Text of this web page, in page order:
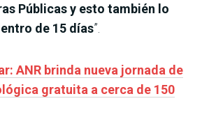
Públicas y esto también lo
de 15 días”.
ANR brinda nueva jornada de
gratuita a cerca de 150